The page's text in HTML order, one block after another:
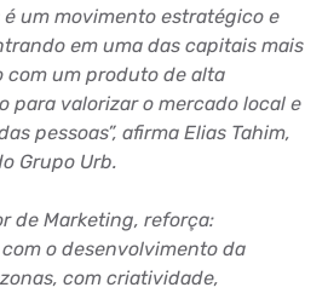
é um movimento estratégico e
em uma das capitais mais
com um produto de alta
para valorizar o mercado local e
pessoas”, afirma Elias Tahim,
Grupo Urb.
de Marketing, reforça:
o desenvolvimento da
com criatividade,